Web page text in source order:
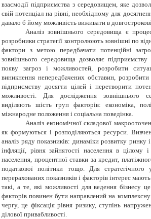
взаємодії підприємства з середовищем, яке
свій потенціал на рівні, необхідному для
давало б йому можливість виживати в
Аналіз зовнішнього середовища є
розробники стратегії контролюють зовнішні по
фактори з метою передбачати потенційні
зовнішнього середовища дозволяє підприємству
появу загроз і можливостей, розробити
виникнення непередбачених обставин, розробити
підприємству досягти цілей і перетворити
можливості. Для дослідження зовнішнього
виділяють шість груп факторів: економіка,
міжнародне положення і соціальна поведінка.
Аналіз економічної складової
як формуються і розподіляються ресурси.
аналіз ряду показників: динаміки розвитку ринку
інфляції, рівня зайнятості населення в цілому
населення, процентної ставки за кредит,
податкової політики тощо. Для стратегічного
перерахованих показників і факторів інтерес
такі, а те, які можливості для ведення бізнесу
факторів повинен бути направлений на
чергу, це фіксація рівня ризику, ступінь
ділової привабливості.